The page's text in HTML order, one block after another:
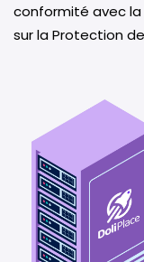
conformité avec la
sur la Protection